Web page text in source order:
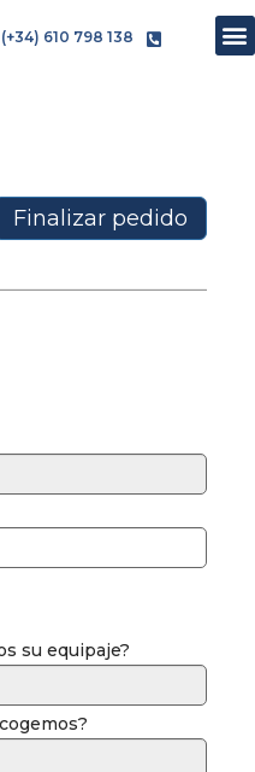
(+34) 610 798 138
Finalizar pedido
su equipaje?